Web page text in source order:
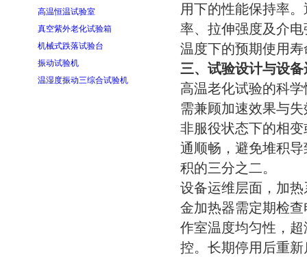
高温恒温试验室
真空紫外老化试验箱
机械式跌落试验台
振动试验机
温湿度振动三综合试验机
用下的性能保持率
率、拉伸强度及介
温度下的预期使用
三、试验设计与设
高温老化试验的科
需兼顾加速效果与
非服役状态下的相
通顺畅，避免堆积
积的三分之二。
设备运维层面，加
金加热器需定期检
作室温度均匀性，
控。长期停用后重